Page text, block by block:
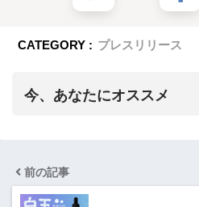
CATEGORY : プレスリリース
今、あなたにオススメ
前の記事